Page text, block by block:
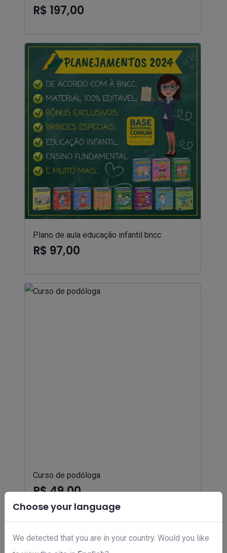
Choose your language
We detected that you are in your country. Would you like
R$ 197,00
Plano de aula educação infantil bncc
R$ 97,00
Curso de podóloga
R$ 49,00